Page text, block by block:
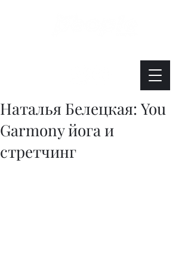
Наталья Белецкая: You
Garmony йога и
стретчинг